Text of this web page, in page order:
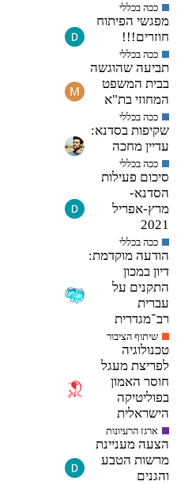
ככה בכללי
מפגשי הפיתוח
חוזרים!!!
ככה בכללי
תביעה שהוגשה
בבית המשפט
המחוזי בת"א
ככה בכללי
שקיפות בסדנא:
עדיין מחכה
ככה בכללי
סיכום פעילות
הסדנא-
מרץ-אפריל
2021
ככה בכללי
הודעה מוקדמת:
דיון במכון
התקנים על
עברית
רב־מגדרית
שיתוף הציבור
טכנולוגיה
לפריצת מעגל
חוסר האמון
בפוליטיקה
הישראלית
ארגז הרעיונות
הצעה מעניינת
מרשות הטבע
והגנים